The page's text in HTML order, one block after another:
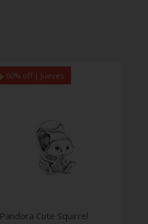
60% off | Jueves.
Pandora Cute Squirrel